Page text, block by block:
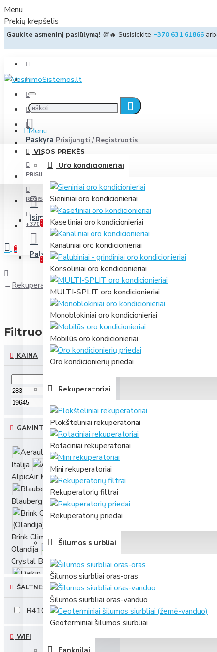
Menu
Prekių krepšelis
Gaukite asmeninį pasiūlymą! 💯🔥 Susisiekite +370 631 61866
Paskyra Prisijungti / Registruotis
Įsimintini Jūsų prekių sąrašas
0
PalygintiPrekių palyginimas
0
Menu
VISOS PREKĖS
Oro kondicionieriai
Sieniniai oro kondicionieriai
Kasetiniai oro kondicionieriai
Kanaliniai oro kondicionieriai
Konsoliniai oro kondicionieriai
MULTI-SPLIT oro kondicionieriai
Monoblokiniai oro kondicionieriai
Mobilūs oro kondicionieriai
Oro kondicionierių priedai
Rekuperatoriai
Plokšteliniai rekuperatoriai
Rotaciniai rekuperatoriai
Mini rekuperatoriai
Rekuperatorių filtrai
Rekuperatorių priedai
Šilumos siurbliai
Šilumos siurbliai oras-oras
Šilumos siurbliai oras-vanduo
Geoterminiai šilumos siurbliai
Fankoilai
PRISIJUNGTI
REGISTRUOTIS
+370 631 61866
0
Rekuperatoriai
Filtruoti
KAINA
€
GAMINTOJAI
Aerauliqa
Italija
AlpicAir Kinija
Blauberg Vokietija
Brink Climate Systems
Olandija
Crystal Bulgarija
Daikin
Japonija
ENSY Norvegija
Flixx Estija
Holtop
Kinija
Komfovent Lietuva
ŠALTNEŠIO TIPAS
R410A 1
WIFI